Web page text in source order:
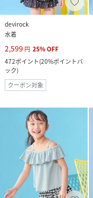
devirock
水着
2,599 円 25%OFF
472ポイント(20%ポイントバ
ック)
クーポン対象